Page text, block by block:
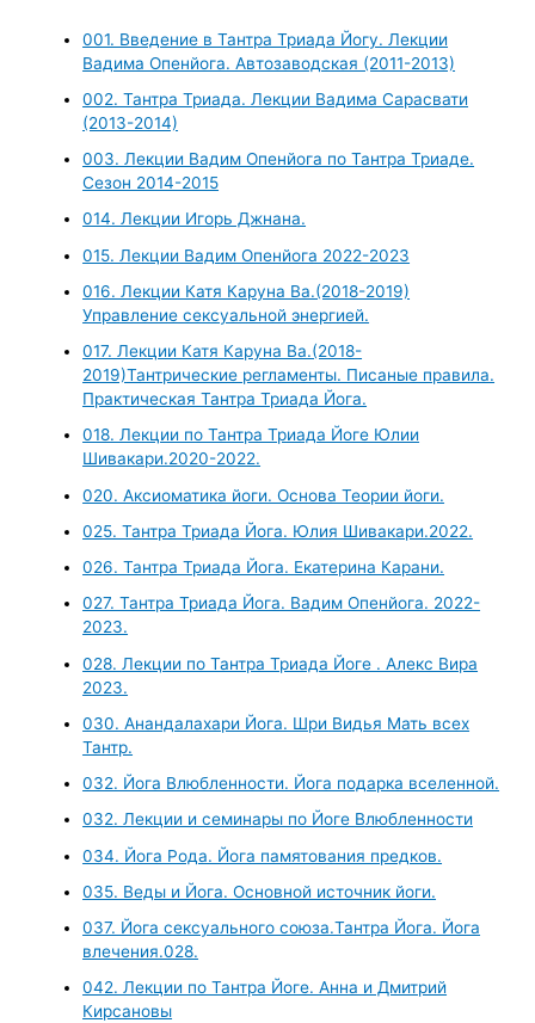
001. Введение в Тантра Триада Йогу. Лекции
Вадима Опенйога. Автозаводская (2011-2013)
002. Тантра Триада. Лекции Вадима Сарасвати
(2013-2014)
003. Лекции Вадим Опенйога по Тантра Триаде.
Сезон 2014-2015
014. Лекции Игорь Джнана.
015. Лекции Вадим Опенйога 2022-2023
016. Лекции Катя Каруна Ва.(2018-2019)
Управление сексуальной энергией.
017. Лекции Катя Каруна Ва.(2018-
2019)Тантрические регламенты. Писаные правила.
Практическая Тантра Триада Йога.
018. Лекции по Тантра Триада Йоге Юлии
Шивакари.2020-2022.
020. Аксиоматика йоги. Основа Теории йоги.
025. Тантра Триада Йога. Юлия Шивакари.2022.
026. Тантра Триада Йога. Екатерина Карани.
027. Тантра Триада Йога. Вадим Опенйога. 2022-
2023.
028. Лекции по Тантра Триада Йоге . Алекс Вира
2023.
030. Анандалахари Йога. Шри Видья Мать всех
Тантр.
032. Йога Влюбленности. Йога подарка вселенной.
032. Лекции и семинары по Йоге Влюбленности
034. Йога Рода. Йога памятования предков.
035. Веды и Йога. Основной источник йоги.
037. Йога сексуального союза.Тантра Йога. Йога
влечения.028.
042. Лекции по Тантра Йоге. Анна и Дмитрий
Кирсановы